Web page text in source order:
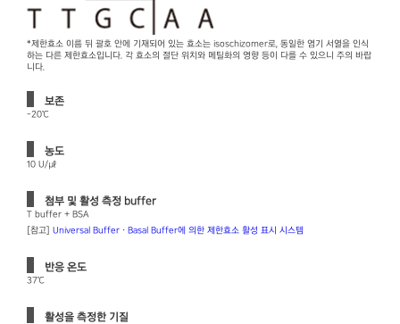
*제한효소 이름 뒤 괄호 안에 기재되어 있는 효소는 isoschizomer로, 동일한 염기 서열을 인식
하는 다른 제한효소입니다. 각 효소의 절단 위치와 메틸화의 영향 등이 다를 수 있으니 주의 바랍
니다.
보존
-20℃
농도
10 U/㎕
첨부 및 활성 측정 buffer
T buffer + BSA
[참고] Universal Buffer · Basal Buffer에 의한 제한효소 활성 표시 시스템
반응 온도
37℃
활성을 측정한 기질